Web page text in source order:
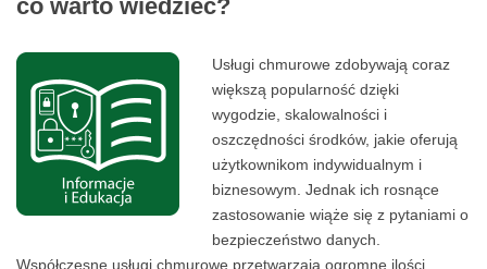
co warto wiedzieć?
Usługi chmurowe zdobywają coraz
większą popularność dzięki
wygodzie, skalowalności i
oszczędności środków, jakie oferują
użytkownikom indywidualnym i
biznesowym. Jednak ich rosnące
zastosowanie wiąże się z pytaniami o
bezpieczeństwo danych.
Współczesne usługi chmurowe przetwarzają ogromne ilości